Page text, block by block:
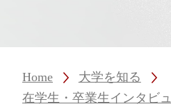
Home
大学を知る
在学生・卒業生インタビ